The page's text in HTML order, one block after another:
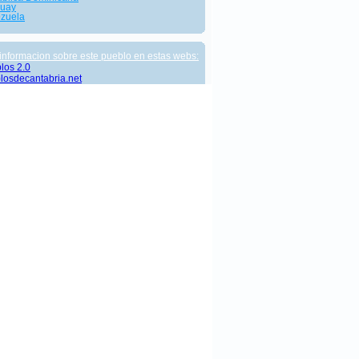
sobre este pueblo en estas webs:
2.0